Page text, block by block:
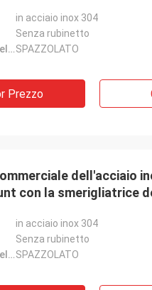
in acciaio inox 304
Senza rubinetto
Trattamento delle superfici:SPAZZOLATO
Prezzo
dell'acciaio
con la smerigliatrice
in acciaio inox 304
Senza rubinetto
Trattamento delle superfici:SPAZZOLATO